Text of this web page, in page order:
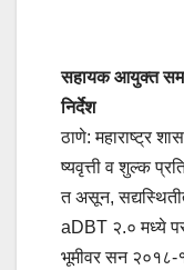
सहायक आयुक्त
निर्देश
ठाणे: महाराष्ट्र
ष्यवृत्ती व शुल्क
त असून,
aDBT २.० मध्ये
भूमीवर सन २०१८-